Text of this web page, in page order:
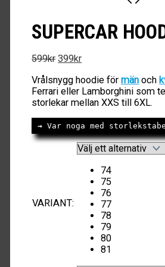
SUPERCAR
599krDet
priset
var:
599kr.
399krDet
priset
är:
399kr.
Vrålsnygg hoodie förmän och
Ferrari eller Lamborghini som
storlekar mellan XXS till 6XL.
→ Var noga med
VARIANT:
74
75
76
77
78
79
80
81